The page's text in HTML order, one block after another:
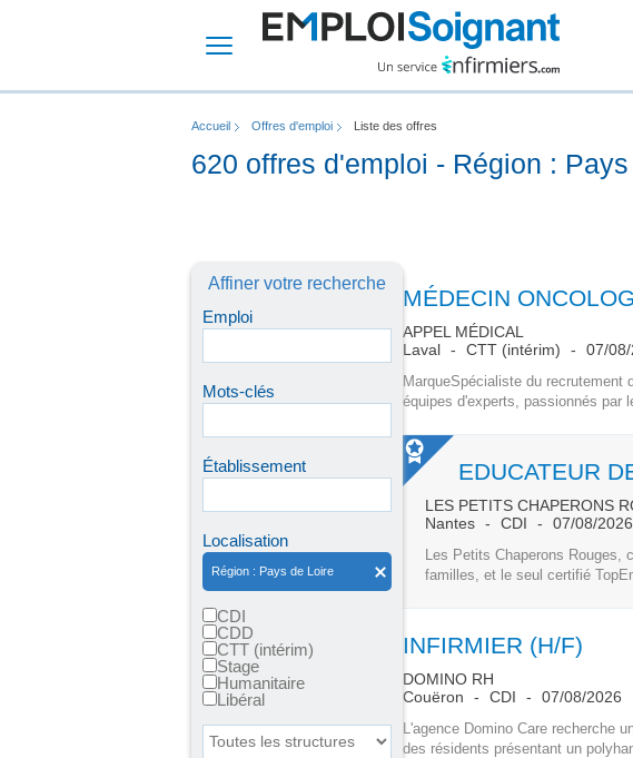
Accueil Offres d'emploi Liste des offres
620 offres d'emploi - Région :
Affiner votre recherche
Emploi
Mots-clés
Établissement
Localisation
Région : Pays de Loire
CDI
CDD
CTT (intérim)
Stage
Humanitaire
Libéral
Toutes les structures
MÉDECIN
APPEL MÉDICAL
Laval
CTT (intérim) 07/
MarqueSpécialiste du
équipes d'experts, passionnés par
EDUCATEUR
LES PETITS CHAPERONS
Nantes
CDI 07/08/2026
Les Petits Chaperons Rouges,
familles, et le seul certifié
INFIRMIER (H/F)
DOMINO RH
Couëron
CDI 07/08/2026
L'agence Domino Care recherche
des résidents présentant un